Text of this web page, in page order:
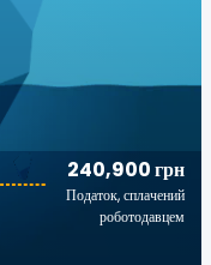
240,900 грн
Податок, сплачений
роботодавцем